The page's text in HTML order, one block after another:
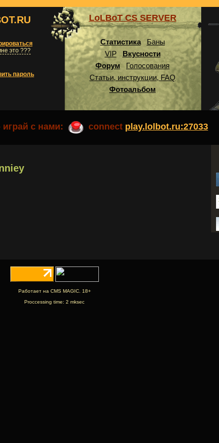
это ???
пароль
LoLBoT CS SERVER
Статистика
Баны
VIP
Вкусности
Форум
Голосования
Статьи, инструкции, FAQ
Фотоальбом
с нами: connect play.lolbot.ru:27033
Работает на CMS MAGIC. 18+
Proccessing time: 2 mksec